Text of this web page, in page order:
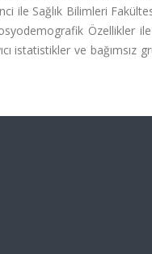
ile Sağlık Bilimleri
Özellikler ile
istatistikler ve bağımsız